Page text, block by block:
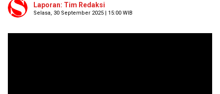
Laporan: Tim Redaksi
Selasa, 30 September 2025 | 15:00 WIB